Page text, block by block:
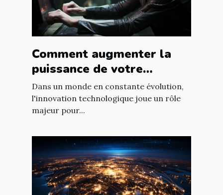
Comment augmenter la
puissance de votre
entreprise grâce aux
nouvelles technologies
Dans un monde en constante évolution,
l'innovation technologique joue un rôle
majeur pour...